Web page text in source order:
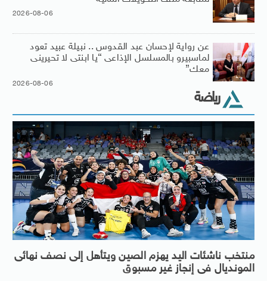
2026-08-06
عن رواية لإحسان عبد القدوس .. نبيلة عبيد تعود
لماسبيرو بالمسلسل الإذاعى “يا ابنتى لا تحيرينى
معك”
2026-08-06
رياضة
منتخب ناشئات اليد يهزم الصين ويتأهل إلى نصف نهائى
المونديال فى إنجاز غير مسبوق